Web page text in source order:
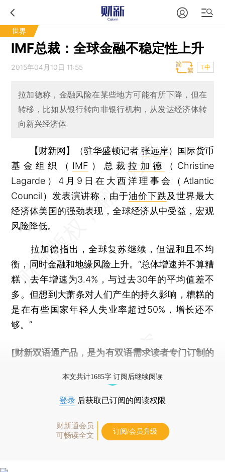
世界
IMF总裁：全球金融不稳定性上升
2015年04月10日 11:55 T中
拉加德称，金融风险在某些地方可能有所下降，但在
转移，比如从银行转向非银行机构，从发达经济体转
向新兴经济体
【财新网】（驻华盛顿记者 张远岸） 国际货币
基金组织（ IMF ）总裁拉加德
（Christine
Lagarde）4月9日在大西洋理事会（Atlantic
Council）发表演讲称，由于油价下跌及世界最大
经济体美国的强劲表现，全球经济从中受益，宏观
风险降低。
拉加德指出，全球复苏继续，但温和且不均
衡，同时金融和地缘风险上升。“总体增速并不算糟
糕，去年增速为3.4%，与过去30年的平均值差不
多。但想到大萧条对人们产生的持久影响，糟糕的
是在有些国家年轻人失业率超过50%，增长还不
够。”
[财新双语通产品，是为有双语需求读者专门订制的
本文共计1685字 订阅后继续阅读
登录 后获取已订阅的阅读权限
财新通会员
可畅读全文
订阅/会员升级